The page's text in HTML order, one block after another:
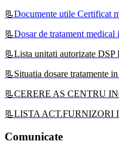
📃Documente utile Certificat
📃Dosar de tratament medical
📃Lista unitati autorizate DSP
📃Situatia dosare tratamente
📃CERERE AS CENTRU
📃LISTA ACT.FURNIZORI
Comunicate